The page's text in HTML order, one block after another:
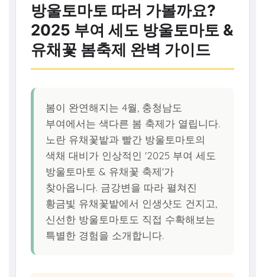
방울토마토 따러 가볼까요?
2025 부여 세도 방울토마토 &
유채꽃 봄축제 완벽 가이드
봄이 완연해지는 4월, 충청남도
부여에서는 색다른 봄 축제가 열립니다.
노란 유채꽃밭과 빨간 방울토마토의
색채 대비가 인상적인 '2025 부여 세도
방울토마토 & 유채꽃 축제'가
찾아옵니다. 금강변을 따라 펼쳐진
황금빛 유채꽃밭에서 인생샷도 건지고,
신선한 방울토마토도 직접 수확해보는
특별한 경험을 소개합니다.